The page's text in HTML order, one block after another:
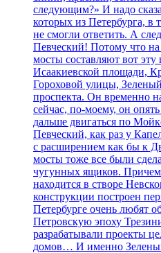
следующим?» И надо
которых из Петербурга, в
не смогли ответить. А
Певческий! Потому что
мосты составляют вот
Исаакиевской площади,
Гороховой улицы,
проспекта. Он временно
сейчас, по-моему, он
дальше двигаться по
Певческий, как раз у
с расширением как бы к
мосты тоже все были
чугунных ящиков.
находится в створе
конструкции построен
Петербурге очень любят
Петровскую эпоху
разрабатывали проекты
домов… И именно